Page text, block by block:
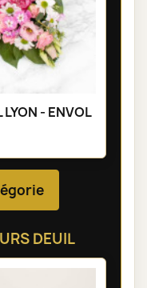
LYON - ENVOL
DEUIL